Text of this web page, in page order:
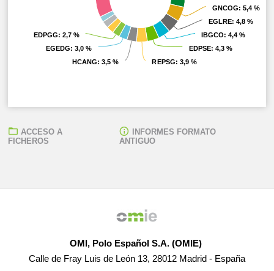
GNCOG: 5,4 %
GNCOG: 5,4 %
EGLRE: 4,8 %
EGLRE: 4,8 %
IBGCO: 4,4 %
IBGCO: 4,4 %
EDPSE: 4,3 %
EDPSE: 4,3 %
REPSG: 3,9 %
REPSG: 3,9 %
HCANG: 3,5 %
HCANG: 3,5 %
EGEDG: 3,0 %
EGEDG: 3,0 %
EDPGG: 2,7 %
EDPGG: 2,7 %
ACCESO A
FICHEROS
INFORMES FORMATO
ANTIGUO
OMI, Polo Español S.A. (OMIE)
Calle de Fray Luis de León 13, 28012 Madrid - España